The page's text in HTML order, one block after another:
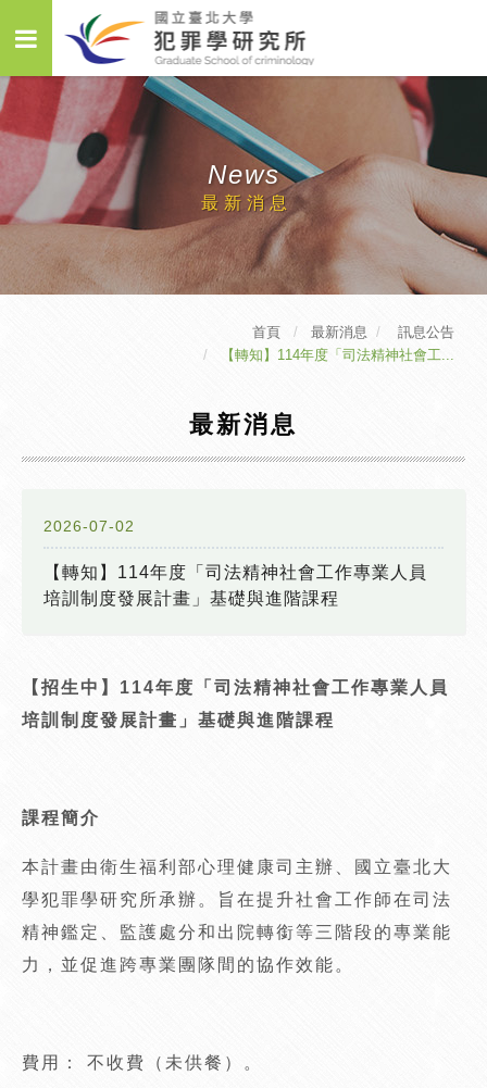
News
最新消息
首頁 最新消息
訊息公告
【轉知】114年度「司法精神社會工...
最新消息
2026-07-02
【轉知】114年度「司法精神社會工作專業人員
培訓制度發展計畫」基礎與進階課程
【招生中】114年度「司法精神社會工作專業人員
培訓制度發展計畫」基礎與進階課程
課程簡介
本計畫由衛生福利部心理健康司主辦、國立臺北大
學犯罪學研究所承辦。旨在提升社會工作師在司法
精神鑑定、監護處分和出院轉銜等三階段的專業能
力，並促進跨專業團隊間的協作效能。
費用： 不收費（未供餐）。